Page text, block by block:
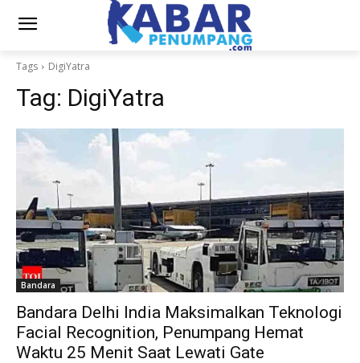
Tags DigiYatra
Tag: DigiYatra
Bandara
Bandara Delhi India Maksimalkan Teknologi
Facial Recognition, Penumpang Hemat
Waktu 25 Menit Saat Lewati Gate